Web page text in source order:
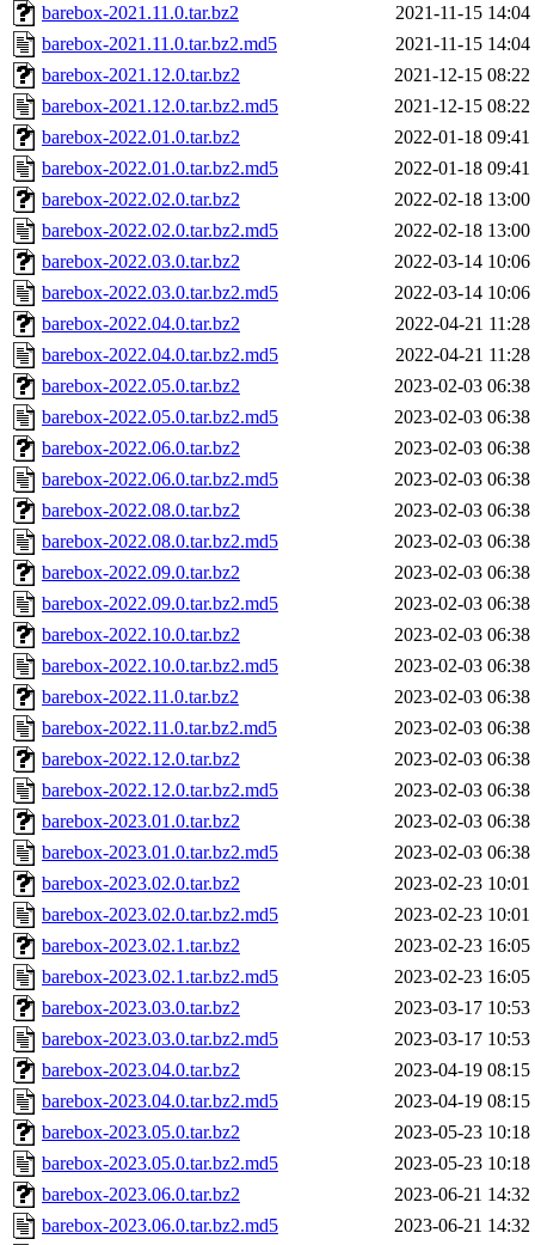
barebox-2021.11.0.tar.bz2
2021-11-15 14:04
barebox-2021.11.0.tar.bz2.md5
2021-11-15 14:04
barebox-2021.12.0.tar.bz2
2021-12-15 08:22
barebox-2021.12.0.tar.bz2.md5
2021-12-15 08:22
barebox-2022.01.0.tar.bz2
2022-01-18 09:41
barebox-2022.01.0.tar.bz2.md5
2022-01-18 09:41
barebox-2022.02.0.tar.bz2
2022-02-18 13:00
barebox-2022.02.0.tar.bz2.md5
2022-02-18 13:00
barebox-2022.03.0.tar.bz2
2022-03-14 10:06
barebox-2022.03.0.tar.bz2.md5
2022-03-14 10:06
barebox-2022.04.0.tar.bz2
2022-04-21 11:28
barebox-2022.04.0.tar.bz2.md5
2022-04-21 11:28
barebox-2022.05.0.tar.bz2
2023-02-03 06:38
barebox-2022.05.0.tar.bz2.md5
2023-02-03 06:38
barebox-2022.06.0.tar.bz2
2023-02-03 06:38
barebox-2022.06.0.tar.bz2.md5
2023-02-03 06:38
barebox-2022.08.0.tar.bz2
2023-02-03 06:38
barebox-2022.08.0.tar.bz2.md5
2023-02-03 06:38
barebox-2022.09.0.tar.bz2
2023-02-03 06:38
barebox-2022.09.0.tar.bz2.md5
2023-02-03 06:38
barebox-2022.10.0.tar.bz2
2023-02-03 06:38
barebox-2022.10.0.tar.bz2.md5
2023-02-03 06:38
barebox-2022.11.0.tar.bz2
2023-02-03 06:38
barebox-2022.11.0.tar.bz2.md5
2023-02-03 06:38
barebox-2022.12.0.tar.bz2
2023-02-03 06:38
barebox-2022.12.0.tar.bz2.md5
2023-02-03 06:38
barebox-2023.01.0.tar.bz2
2023-02-03 06:38
barebox-2023.01.0.tar.bz2.md5
2023-02-03 06:38
barebox-2023.02.0.tar.bz2
2023-02-23 10:01
barebox-2023.02.0.tar.bz2.md5
2023-02-23 10:01
barebox-2023.02.1.tar.bz2
2023-02-23 16:05
barebox-2023.02.1.tar.bz2.md5
2023-02-23 16:05
barebox-2023.03.0.tar.bz2
2023-03-17 10:53
barebox-2023.03.0.tar.bz2.md5
2023-03-17 10:53
barebox-2023.04.0.tar.bz2
2023-04-19 08:15
barebox-2023.04.0.tar.bz2.md5
2023-04-19 08:15
barebox-2023.05.0.tar.bz2
2023-05-23 10:18
barebox-2023.05.0.tar.bz2.md5
2023-05-23 10:18
barebox-2023.06.0.tar.bz2
2023-06-21 14:32
barebox-2023.06.0.tar.bz2.md5
2023-06-21 14:32